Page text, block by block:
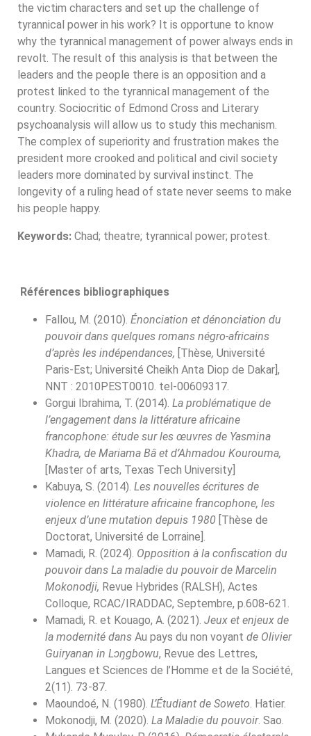
the victim characters and set up the challenge of
tyrannical power in his work? It is opportune to know
why the tyrannical management of power always ends in
revolt. The result of this analysis is that between the
leaders and the people there is an opposition and a
protest linked to the tyrannical management of the
country. Sociocritic of Edmond Cross and Literary
psychoanalysis will allow us to study this mechanism.
The complex of superiority and frustration makes the
president more crooked and political and civil society
leaders more dominated by survival instinct. The
longevity of a ruling head of state never seems to make
his people happy.
Keywords: Chad; theatre; tyrannical power; protest.
Références bibliographiques
Fallou, M. (2010). Énonciation et dénonciation du
pouvoir dans quelques romans négro-africains
d’après les indépendances, [Thèse, Université
Paris-Est; Université Cheikh Anta Diop de Dakar],
NNT : 2010PEST0010. tel-00609317.
Gorgui Ibrahima, T. (2014). La problématique de
l’engagement dans la littérature africaine
francophone: étude sur les œuvres de Yasmina
Khadra, de Mariama Bâ et d’Ahmadou Kourouma,
[Master of arts, Texas Tech University]
Kabuya, S. (2014). Les nouvelles écritures de
violence en littérature africaine francophone, les
enjeux d’une mutation depuis 1980 [Thèse de
Doctorat, Université de Lorraine].
Mamadi, R. (2024). Opposition à la confiscation du
pouvoir dans La maladie du pouvoir de Marcelin
Mokonodji, Revue Hybrides (RALSH), Actes
Colloque, RCAC/IRADDAC, Septembre, p.608-621.
Mamadi, R. et Kouago, A. (2021). Jeux et enjeux de
la modernité dans Au pays du non voyant de Olivier
Guiryanan in Lɔŋgbowu, Revue des Lettres,
Langues et Sciences de l’Homme et de la Société,
2(11). 73-87.
Maoundoé, N. (1980). L’Étudiant de Soweto. Hatier.
Mokonodji, M. (2020). La Maladie du pouvoir. Sao.